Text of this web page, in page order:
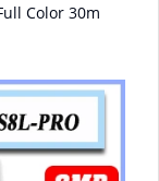
Color 30m